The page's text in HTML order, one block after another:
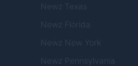
Newz Texas
Newz Florida
Newz New York
Newz Pennsylvania